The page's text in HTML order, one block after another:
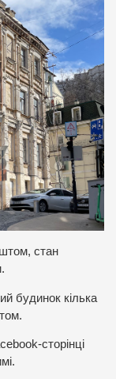
стан
будинок кілька
сторінці